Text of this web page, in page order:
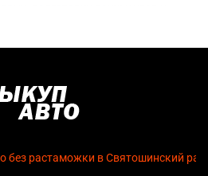
всего за 1 день.
в Святошинский
— предварительная стоимость
без растаможки в Святошинский